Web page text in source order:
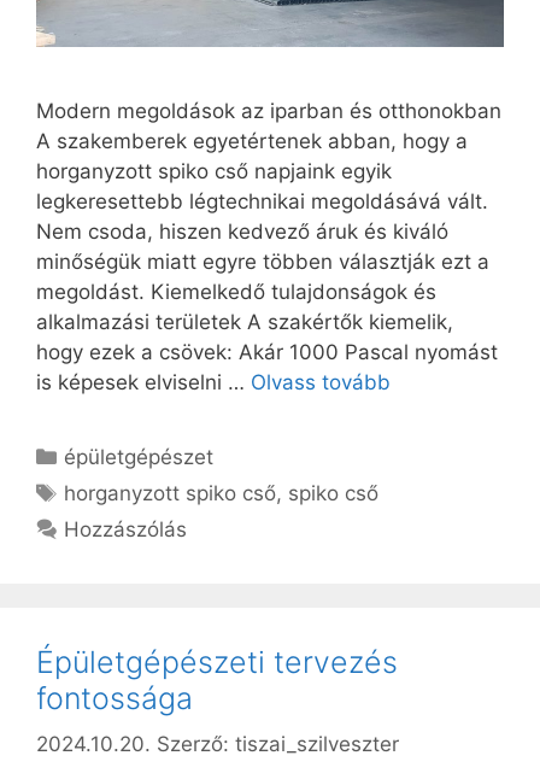
Modern megoldások az iparban és otthonokban
A szakemberek egyetértenek abban, hogy a
horganyzott spiko cső napjaink egyik
legkeresettebb légtechnikai megoldásává vált.
Nem csoda, hiszen kedvező áruk és kiváló
minőségük miatt egyre többen választják ezt a
megoldást. Kiemelkedő tulajdonságok és
alkalmazási területek A szakértők kiemelik,
hogy ezek a csövek: Akár 1000 Pascal nyomást
is képesek elviselni … Olvass tovább
Kategória
épületgépészet
Címkék
horganyzott spiko cső, spiko cső
Hozzászólás
Épületgépészeti tervezés
fontossága
2024.10.20. Szerző: tiszai_szilveszter